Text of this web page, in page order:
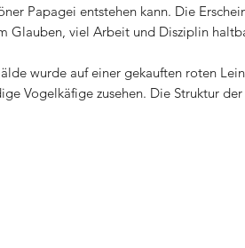
Papagei entstehen kann. Die
Glauben, viel Arbeit und Disziplin
wurde auf einer gekauften roten
Vogelkäfige zusehen. Die Struktur